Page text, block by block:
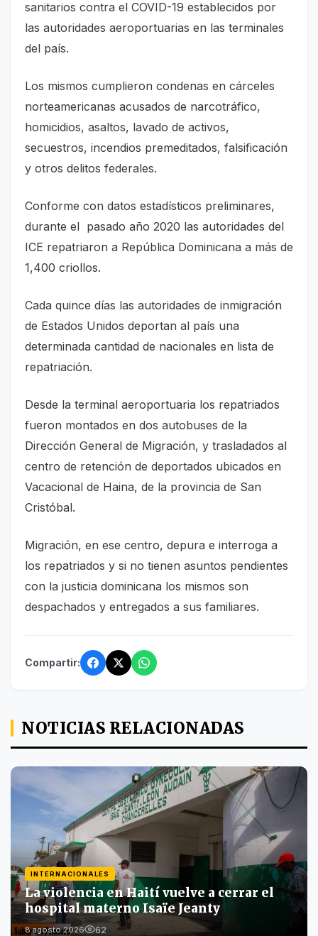
sanitarios contra el COVID-19 establecidos por
las autoridades aeroportuarias en las terminales
del país.
Los mismos cumplieron condenas en cárceles
norteamericanas acusados de narcotráfico,
homicidios, asaltos, lavado de activos,
secuestros, incendios premeditados, falsificación
y otros delitos federales.
Conforme con datos estadísticos preliminares,
durante el pasado año 2020 las autoridades del
ICE repatriaron a República Dominicana a más de
1,400 criollos.
Cada quince días las autoridades de inmigración
de Estados Unidos deportan al país una
determinada cantidad de nacionales en lista de
repatriación.
Desde la terminal aeroportuaria los repatriados
fueron montados en dos autobuses de la
Dirección General de Migración, y trasladados al
centro de retención de deportados ubicados en
Vacacional de Haina, de la provincia de San
Cristóbal.
Migración, en ese centro, depura e interroga a
los repatriados y si no tienen asuntos pendientes
con la justicia dominicana los mismos son
despachados y entregados a sus familiares.
Compartir:
NOTICIAS RELACIONADAS
INTERNACIONALES
La violencia en Haití vuelve a cerrar el
hospital materno Isaïe Jeanty
8 agosto 2026 62